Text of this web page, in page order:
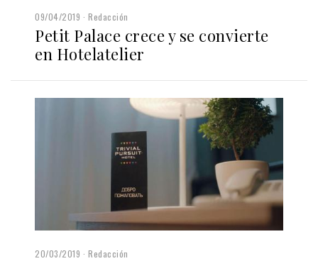
09/04/2019 Redacción
Petit Palace crece y se convierte
en Hotelatelier
20/03/2019 Redacción